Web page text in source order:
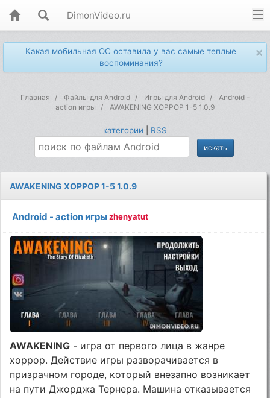
DimonVideo.ru
×
Какая мобильная ОС оставила у вас самые теплые
воспоминания?
Главная Файлы для Android Игры для Android
Android -
action игры
AWAKENING ХОРРОР 1-5 1.0.9
категории RSS
AWAKENING ХОРРОР 1-5 1.0.9
Android - action игрыzhenyatut
AWAKENING - игра от первого лица в жанре
хоррор. Действие игры разворачивается в
призрачном городе, который внезапно возникает
на пути Джорджа Тернера. Машина отказывается